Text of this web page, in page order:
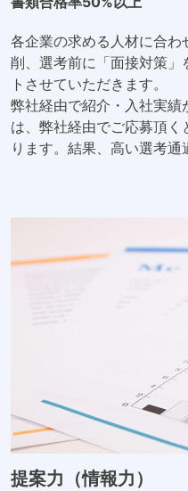
各企業の求める人材に合
削、選考前に「面接対策
トさせていただきます。
弊社経由で紹介・入社実績
は、弊社経由でご応募頂
ります。結果、高い選考通
提案力（情報力）